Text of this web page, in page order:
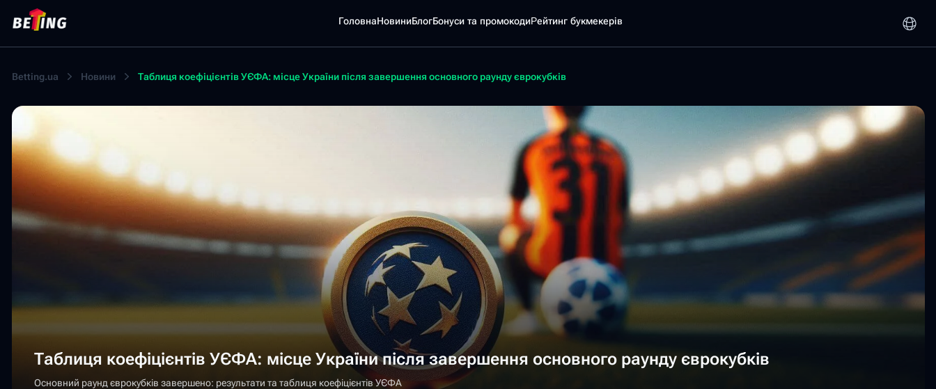
ГоловнаНовиниБлогБонуси та промокодиPейтинг букмекерів
Betting.ua Новини Таблиця коефіцієнтів УЄФА: місце України після завершення основного раунду єврокубків
Таблиця коефіцієнтів УЄФА: місце України після завершення основного раунду єврокубків
Основний раунд єврокубків завершено: результати та таблиця коефіцієнтів УЄФА